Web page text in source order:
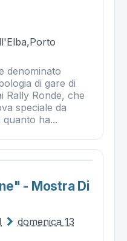
denominato
di gare di
Rally Ronde, che
speciale da
ha...
- Mostra Di
domenica 13